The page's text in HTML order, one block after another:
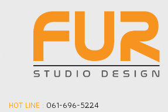
HOT LINE : 061-696-5224